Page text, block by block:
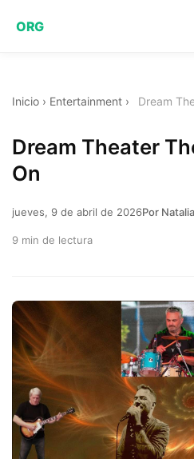
ORG
Inicio › Entertainment › Dream
Dream Theater
On
jueves, 9 de abril de 2026Por
9 min de lectura